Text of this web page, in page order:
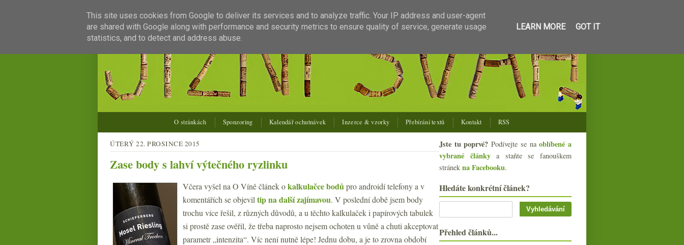
O stránkách Sponzoring Kalendář ochutnávek Inzerce & vzorky Přebírání textů Kontakt RSS
ÚTERÝ 22. PROSINCE 2015
Zase body s lahví výtečného ryzlinku
Včera vyšel na O Víně článek okalkulačce bodůpro androidí telefony a v
komentářích se objevil tip na další zajímavou. V poslední době jsem body
trochu více řešil, z různých důvodů, a u těchto kalkulaček i papírových tabulek
si prostě zase ověřil, že třeba naprosto nejsem ochoten u vůně a chuti akceptovat
parametr „intenzita“. Víc není nutně lépe! Jednu dobu, a je to zrovna období
Jste tu poprvé? Podívejte se naoblíbené a
vybrané článkya staňte se fanouškem
stránek na Facebooku.
Hledáte konkrétní článek?
Přehled článků...
This site uses cookies from Google to deliver its services and to analyze traffic. Your IP address and user-agent
are shared with Google along with performance and security metrics to ensure quality of service, generate usage
statistics, and to detect and address abuse.
LEARN MORE GOT IT